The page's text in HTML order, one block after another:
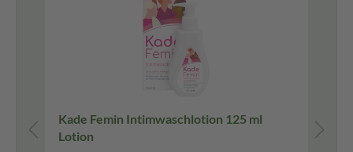
Kade Femin Intimwaschlotion 125 ml
Lotion